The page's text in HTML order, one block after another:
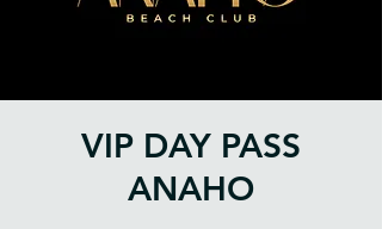
VIP DAY PASS
ANAHO